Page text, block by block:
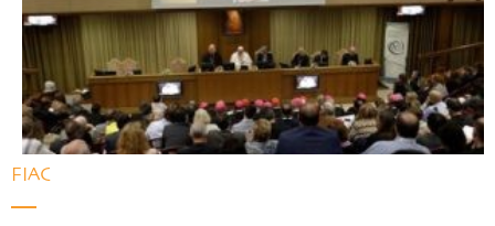
FIAC